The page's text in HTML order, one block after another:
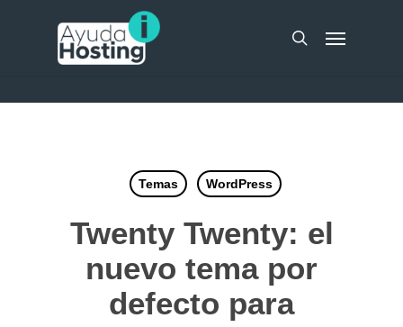
search
Menu
Temas WordPress
Twenty Twenty: el
nuevo tema por
defecto para